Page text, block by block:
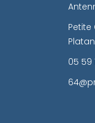
Petite
05 59